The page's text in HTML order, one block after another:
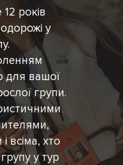
до
років
у
для вашої
групи.
всіма, хто
у тур